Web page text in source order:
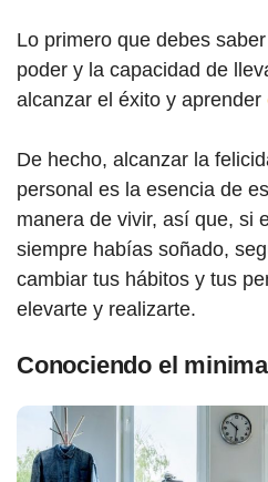
Lo primero que debes
poder y la capacidad de
alcanzar el éxito y aprender
De hecho, alcanzar la
personal es la esencia de
manera de vivir, así que, si
siempre habías soñado,
cambiar tus hábitos y tus
elevarte y realizarte.
Conociendo el